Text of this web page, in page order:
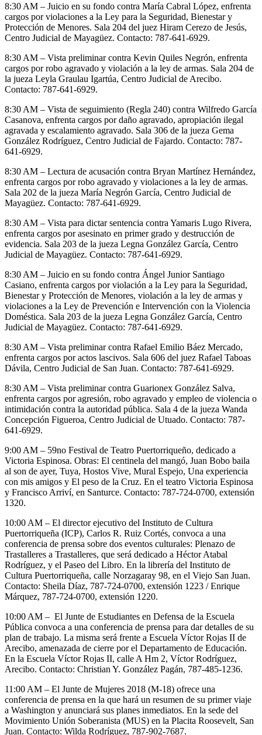
8:30 AM – Juicio en su fondo contra María Cabral López, enfrenta
cargos por violaciones a la Ley para la Seguridad, Bienestar y
Protección de Menores. Sala 204 del juez Hiram Cerezo de Jesús,
Centro Judicial de Mayagüez. Contacto: 787-641-6929.
8:30 AM – Vista preliminar contra Kevin Quiles Negrón, enfrenta
cargos por robo agravado y violación a la ley de armas. Sala 204 de
la jueza Leyla Graulau Igartúa, Centro Judicial de Arecibo.
Contacto: 787-641-6929.
8:30 AM – Vista de seguimiento (Regla 240) contra Wilfredo García
Casanova, enfrenta cargos por daño agravado, apropiación ilegal
agravada y escalamiento agravado. Sala 306 de la jueza Gema
González Rodríguez, Centro Judicial de Fajardo. Contacto: 787-
641-6929.
8:30 AM – Lectura de acusación contra Bryan Martínez Hernández,
enfrenta cargos por robo agravado y violaciones a la ley de armas.
Sala 202 de la jueza María Negrón García, Centro Judicial de
Mayagüez. Contacto: 787-641-6929.
8:30 AM – Vista para dictar sentencia contra Yamaris Lugo Rivera,
enfrenta cargos por asesinato en primer grado y destrucción de
evidencia. Sala 203 de la jueza Legna González García, Centro
Judicial de Mayagüez. Contacto: 787-641-6929.
8:30 AM – Juicio en su fondo contra Ángel Junior Santiago
Casiano, enfrenta cargos por violación a la Ley para la Seguridad,
Bienestar y Protección de Menores, violación a la ley de armas y
violaciones a la Ley de Prevención e Intervención con la Violencia
Doméstica. Sala 203 de la jueza Legna González García, Centro
Judicial de Mayagüez. Contacto: 787-641-6929.
8:30 AM – Vista preliminar contra Rafael Emilio Báez Mercado,
enfrenta cargos por actos lascivos. Sala 606 del juez Rafael Taboas
Dávila, Centro Judicial de San Juan. Contacto: 787-641-6929.
8:30 AM – Vista preliminar contra Guarionex González Salva,
enfrenta cargos por agresión, robo agravado y empleo de violencia o
intimidación contra la autoridad pública. Sala 4 de la jueza Wanda
Concepción Figueroa, Centro Judicial de Utuado. Contacto: 787-
641-6929.
9:00 AM – 59no Festival de Teatro Puertorriqueño, dedicado a
Victoria Espinosa. Obras: El centinela del mangó, Juan Bobo baila
al son de ayer, Tuya, Hostos Vive, Mural Espejo, Una experiencia
con mis amigos y El peso de la Cruz. En el teatro Victoria Espinosa
y Francisco Arriví, en Santurce. Contacto: 787-724-0700, extensión
1320.
10:00 AM – El director ejecutivo del Instituto de Cultura
Puertorriqueña (ICP), Carlos R. Ruiz Cortés, convoca a una
conferencia de prensa sobre dos eventos culturales: Plenazo de
Trastalleres a Trastalleres, que será dedicado a Héctor Atabal
Rodríguez, y el Paseo del Libro. En la librería del Instituto de
Cultura Puertorriqueña, calle Norzagaray 98, en el Viejo San Juan.
Contacto: Sheila Díaz, 787-724-0700, extensión 1223 / Enrique
Márquez, 787-724-0700, extensión 1220.
10:00 AM – El Junte de Estudiantes en Defensa de la Escuela
Pública convoca a una conferencia de prensa para dar detalles de su
plan de trabajo. La misma será frente a Escuela Víctor Rojas II de
Arecibo, amenazada de cierre por el Departamento de Educación.
En la Escuela Víctor Rojas II, calle A Hm 2, Víctor Rodríguez,
Arecibo. Contacto: Christian Y. González Pagán, 787-485-1236.
11:00 AM – El Junte de Mujeres 2018 (M-18) ofrece una
conferencia de prensa en la que hará un resumen de su primer viaje
a Washington y anunciará sus planes inmediatos. En la sede del
Movimiento Unión Soberanista (MUS) en la Placita Roosevelt, San
Juan. Contacto: Wilda Rodríguez, 787-902-7687.